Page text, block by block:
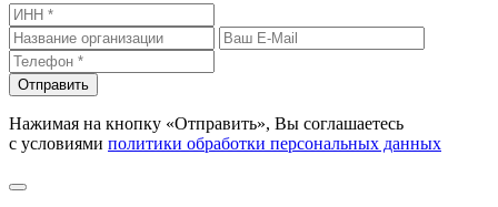
Отправить
Нажимая на кнопку «Отправить», Вы соглашаетесь
с условиями политики обработки персональных данных